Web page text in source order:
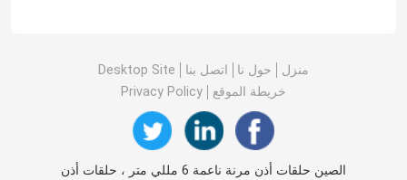
منزل حول نا اتصل بنا
Desktop Site
خريطة الموقع
Privacy Policy
الصين حلقات أذن مرنة ناعمة 6 مللي متر ، حلقات أذن